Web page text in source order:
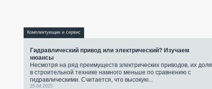
Комплектующие и сервис
Гидравлический привод или электрический? Изучаем
нюансы
Несмотря на ряд преимуществ электрических приводов, их доля
в строительной технике намного меньше по сравнению с
гидравлическими. Считается, что высокую...
25.04.2025